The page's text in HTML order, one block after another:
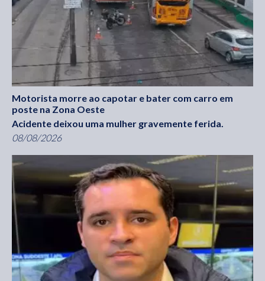
Motorista morre ao capotar e bater com carro em
poste na Zona Oeste
Acidente deixou uma mulher gravemente ferida.
08/08/2026